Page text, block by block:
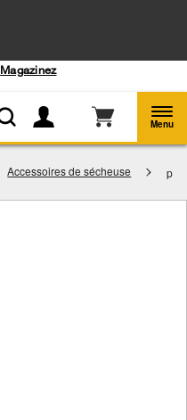
Magazinez
Menu
Accessoires de sécheuse p